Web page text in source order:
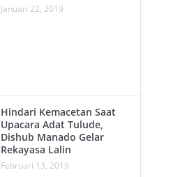
Januari 22, 2019
Hindari Kemacetan Saat
Upacara Adat Tulude,
Dishub Manado Gelar
Rekayasa Lalin
Februari 13, 2019